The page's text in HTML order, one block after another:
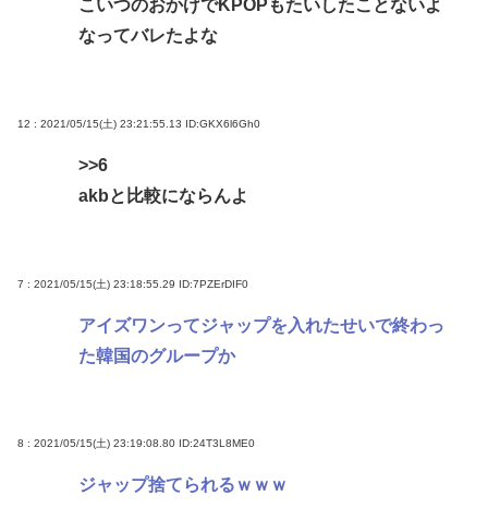
こいつのおかげでKPOPもたいしたことないよ
なってバレたよな
12 : 2021/05/15(土) 23:21:55.13 ID:GKX6l6Gh0
>>6
akbと比較にならんよ
7 : 2021/05/15(土) 23:18:55.29 ID:7PZErDIF0
アイズワンってジャップを入れたせいで終わっ
た韓国のグループか
8 : 2021/05/15(土) 23:19:08.80 ID:24T3L8ME0
ジャップ捨てられるｗｗｗ